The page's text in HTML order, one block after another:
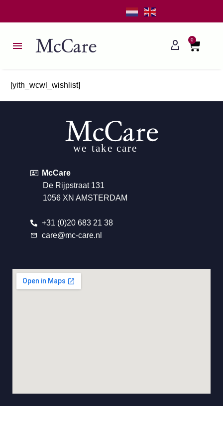
0
[yith_wcwl_wishlist]
McCare
De Rijpstraat 131
1056 XN AMSTERDAM
+31 (0)20 683 21 38
care@mc-care.nl